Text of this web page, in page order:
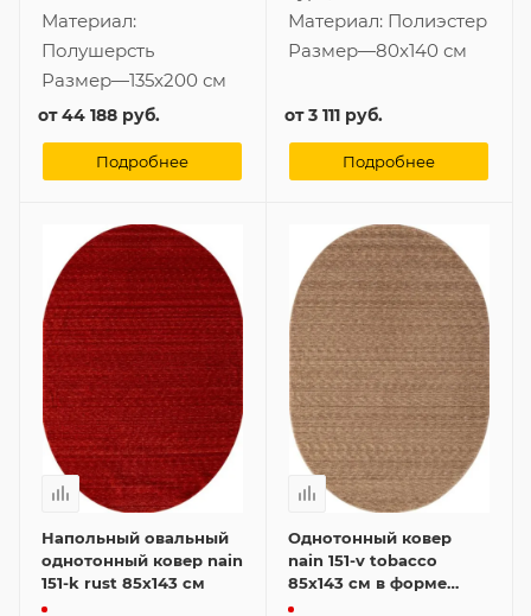
Материал:
Полушерсть
Размер—135x200 см
от44 188 руб.
Подробнее
Материал: Полиэстер
Размер—80x140 см
от3 111 руб.
Подробнее
Напольный овальный
однотонный ковер nain
151-k rust 85x143 см
Однотонный ковер
nain 151-v tobacco
85x143 см в форме
овала